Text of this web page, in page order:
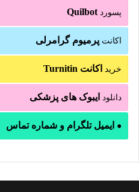
پسورد Quilbot
اکانت پرمیوم گرامرلی
خرید اکانت Turnitin
دانلود ایبوک های پزشکی
● ایمیل تلگرام و شماره تماس